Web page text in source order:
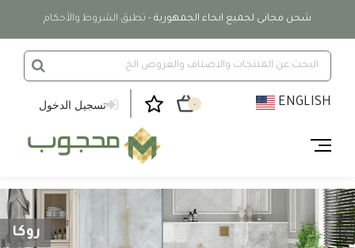
شحن مجانى لجميع انحاء الجمهورية - تطبق الشروط والأحكام
تسجيل الدخول ٠ ENGLISH
روكا